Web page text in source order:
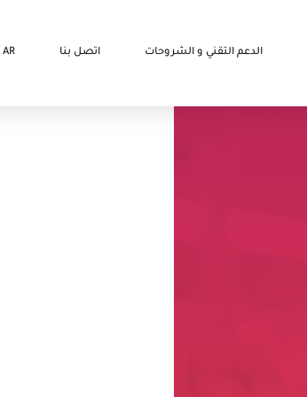
الدعم التقني و الشروحات اتصل بنا AR